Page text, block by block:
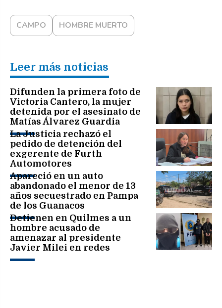
CAMPO HOMBRE MUERTO
Leer más noticias
Difunden la primera foto de
Victoria Cantero, la mujer
detenida por el asesinato de
Matías Álvarez Guardia
La Justicia rechazó el
pedido de detención del
exgerente de Furth
Automotores
Apareció en un auto
abandonado el menor de 13
años secuestrado en Pampa
de los Guanacos
Detienen en Quilmes a un
hombre acusado de
amenazar al presidente
Javier Milei en redes
sociales